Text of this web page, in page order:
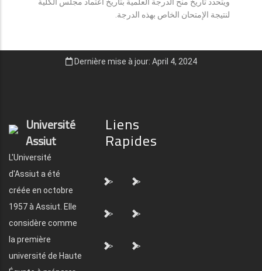
لنتيجة الإمتحان الخاص بهذه الدرجة.
Dernière mise à jour: April 4, 2024
Université
Assiut
L'Université
d'Assiut a été
créée en octobre
1957 à Assiut. Elle
considère comme
la première
université de Haute
Liens
Rapides
"> ">
"> ">
"> ">